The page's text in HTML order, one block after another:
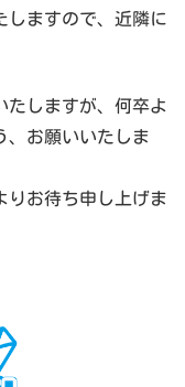
しますので、近隣に
たしますが、何卒よ
、お願いいたしま
りお待ち申し上げま